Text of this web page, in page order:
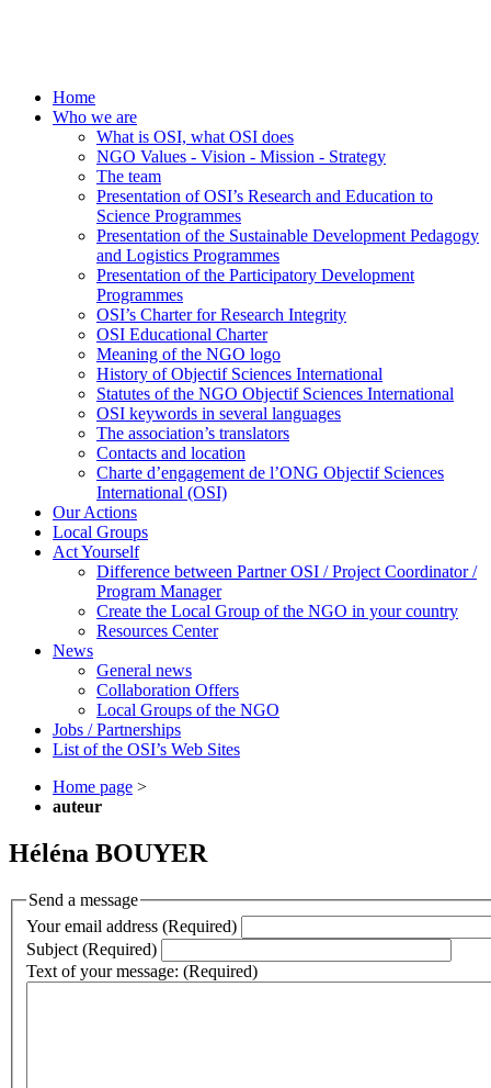
Home
Who we are
What is OSI, what OSI does
NGO Values - Vision - Mission - Strategy
The team
Presentation of OSI’s Research and Education to
Science Programmes
Presentation of the Sustainable Development Pedagogy
and Logistics Programmes
Presentation of the Participatory Development
Programmes
OSI’s Charter for Research Integrity
OSI Educational Charter
Meaning of the NGO logo
History of Objectif Sciences International
Statutes of the NGO Objectif Sciences International
OSI keywords in several languages
The association’s translators
Contacts and location
Charte d’engagement de l’ONG Objectif Sciences
International (OSI)
Our Actions
Local Groups
Act Yourself
Difference between Partner OSI / Project Coordinator /
Program Manager
Create the Local Group of the NGO in your country
Resources Center
News
General news
Collaboration Offers
Local Groups of the NGO
Jobs / Partnerships
List of the OSI’s Web Sites
Home page >
auteur
Héléna BOUYER
Send a message
Your email address (Required)
Subject (Required)
Text of your message: (Required)